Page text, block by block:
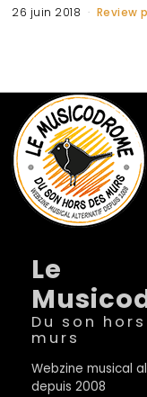
26 juin 2018 Review
Le
Du son
murs
Webzine musical
depuis 2008